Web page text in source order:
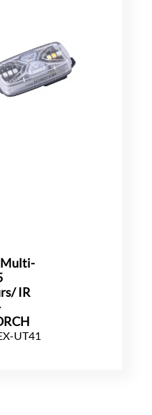
Multi-
IR
UT41